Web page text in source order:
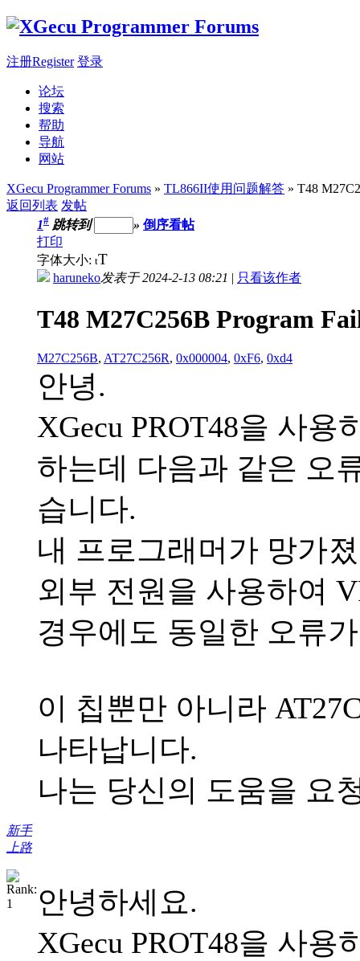
注册Register 登录
论坛
搜索
帮助
导航
网站
XGecu Programmer Forums » TL866II使用问题解答 » T48
返回列表 发帖
新手
上路
1# 跳转到 » 倒序看帖
打印
字体大小: tT
haruneko发表于 2024-2-13 08:21 | 只看该作者
T48 M27C256B Program
M27C256B, AT27C256R, 0x000004, 0xF6, 0xd4
안녕.
XGecu PROT48을 사용
하는데 다음과 같은 오
습니다.
내 프로그래머가 망가
외부 전원을 사용하여
경우에도 동일한 오류
이 칩뿐만 아니라
나타납니다.
나는 당신의 도움을 요
안녕하세요.
XGecu PROT48을 사용